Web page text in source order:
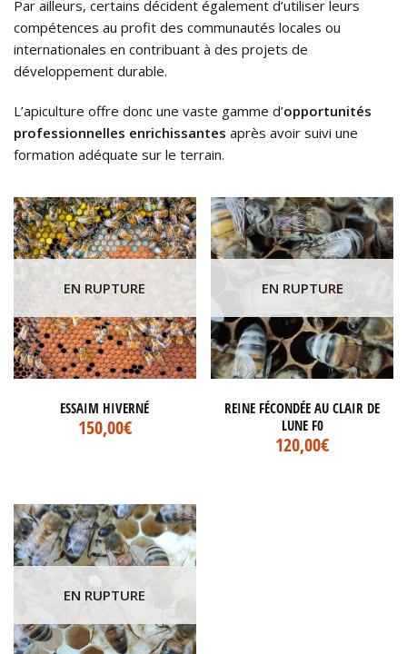
Par ailleurs, certains décident également d’utiliser leurs
compétences au profit des communautés locales ou
internationales en contribuant à des projets de
développement durable.
L’apiculture offre donc une vaste gamme d’opportunités
professionnelles enrichissantes après avoir suivi une
formation adéquate sur le terrain.
EN RUPTURE
ESSAIM HIVERNÉ
150,00€
EN RUPTURE
REINE FÉCONDÉE AU CLAIR DE
LUNE F0
120,00€
EN RUPTURE